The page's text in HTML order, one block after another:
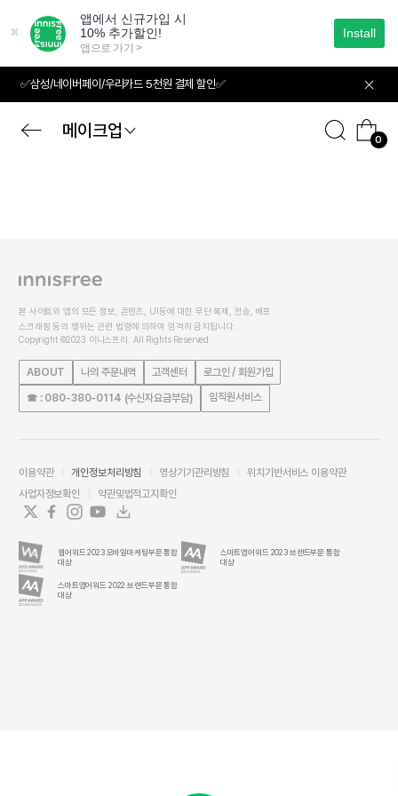
가
✅삼성/네이버페이/우리카드 5천원 결제 할인✅
메이크업 0
본 사이트와 앱의 모든 정보, 콘텐츠, UI등에 대한 무단 복제, 전송, 배포
스크래핑 등의 행위는 관련 법령에 의하여 엄격히 금지됩니다.
Copyright ©2023 이니스프리. All Rights Reserved
ABOUT 나의 주문내역 고객센터 로그인 / 회원가입
☎ : 080-380-0114 (수신자요금부담) 임직원서비스
이용약관 개인정보처리방침 영상기기관리방침
위치기반서비스 이용약관
사업자정보확인
약관및법적고지확인
웹어워드 2023 모바일마케팅부문 통합
대상
스마트앱어워드 2023 브랜드부문 통합
대상
스마트앱어워드 2022 브랜드부문 통합
대상